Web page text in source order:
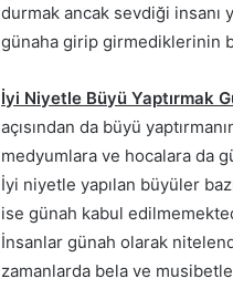
durmak ancak sevdiği insanı
günaha girip girmediklerinin
İyi Niyetle Büyü Yaptırmak
açısından da büyü
medyumlara ve hocalara da
İyi niyetle yapılan büyüler
ise günah kabul
İnsanlar günah olarak
zamanlarda bela ve